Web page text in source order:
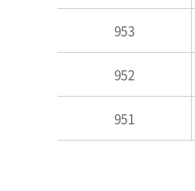
953
952
951